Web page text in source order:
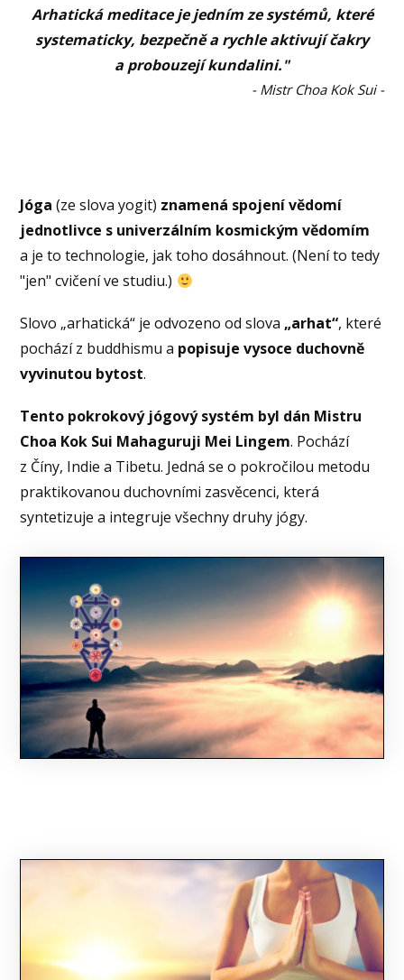
Arhatická meditace je jedním ze systémů, které
systematicky, bezpečně a rychle aktivují čakry
a probouzejí kundalini."
- Mistr Choa Kok Sui -
Jóga (ze slova yogit) znamená spojení vědomí
jednotlivce s univerzálním kosmickým vědomím
a je to technologie, jak toho dosáhnout. (Není to tedy
"jen" cvičení ve studiu.)
Slovo „arhatická“ je odvozeno od slova „arhat“, které
pochází z buddhismu a popisuje vysoce duchovně
vyvinutou bytost.
Tento pokrokový jógový systém byl dán Mistru
Choa Kok Sui Mahaguruji Mei Lingem. Pochází
z Číny, Indie a Tibetu. Jedná se o pokročilou metodu
praktikovanou duchovními zasvěcenci, která
syntetizuje a integruje všechny druhy jógy.